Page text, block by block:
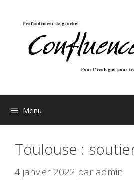
Menu
Toulouse :
4 janvier 2022 par admin